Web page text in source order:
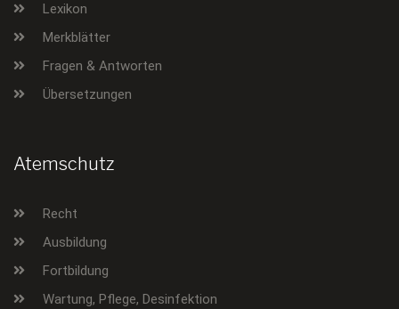
Lexikon
Merkblätter
Fragen & Antworten
Übersetzungen
Atemschutz
Recht
Ausbildung
Fortbildung
Wartung, Pflege, Desinfektion